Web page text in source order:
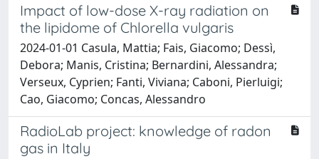
Impact of low-dose X-ray radiation on
the lipidome of Chlorella vulgaris
2024-01-01 Casula, Mattia; Fais, Giacomo; Dessì,
Debora; Manis, Cristina; Bernardini, Alessandra;
Verseux, Cyprien; Fanti, Viviana; Caboni, Pierluigi;
Cao, Giacomo; Concas, Alessandro
RadioLab project: knowledge of radon
gas in Italy